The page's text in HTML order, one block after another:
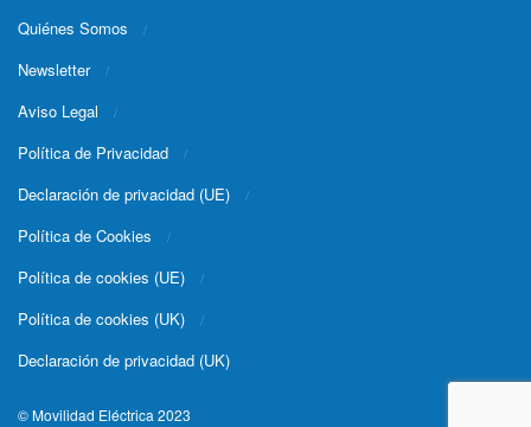
Quiénes Somos
Newsletter
Aviso Legal
Política de Privacidad
Declaración de privacidad (UE)
Política de Cookies
Política de cookies (UE)
Política de cookies (UK)
Declaración de privacidad (UK)
© Movilidad Eléctrica 2023